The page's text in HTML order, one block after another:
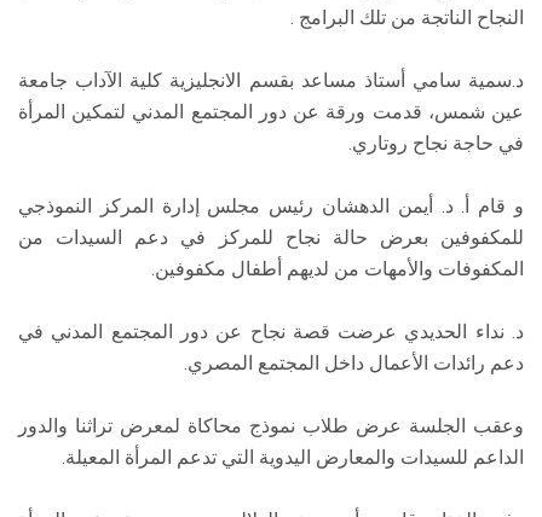
النجاح الناتجة من تلك البرامج .
د.سمية سامي أستاذ مساعد بقسم الانجليزية كلية الآداب جامعة
عين شمس، قدمت ورقة عن دور المجتمع المدني لتمكين المرأة
في حاجة نجاح روتاري.
و قام أ. د. أيمن الدهشان رئيس مجلس إدارة المركز النموذجي
للمكفوفين بعرض حالة نجاح للمركز في دعم السيدات من
المكفوفات والأمهات من لديهم أطفال مكفوفين.
د. نداء الحديدي عرضت قصة نجاح عن دور المجتمع المدني في
دعم رائدات الأعمال داخل المجتمع المصري.
وعقب الجلسة عرض طلاب نموذج محاكاة لمعرض تراثنا والدور
الداعم للسيدات والمعارض اليدوية التي تدعم المرأة المعيلة.